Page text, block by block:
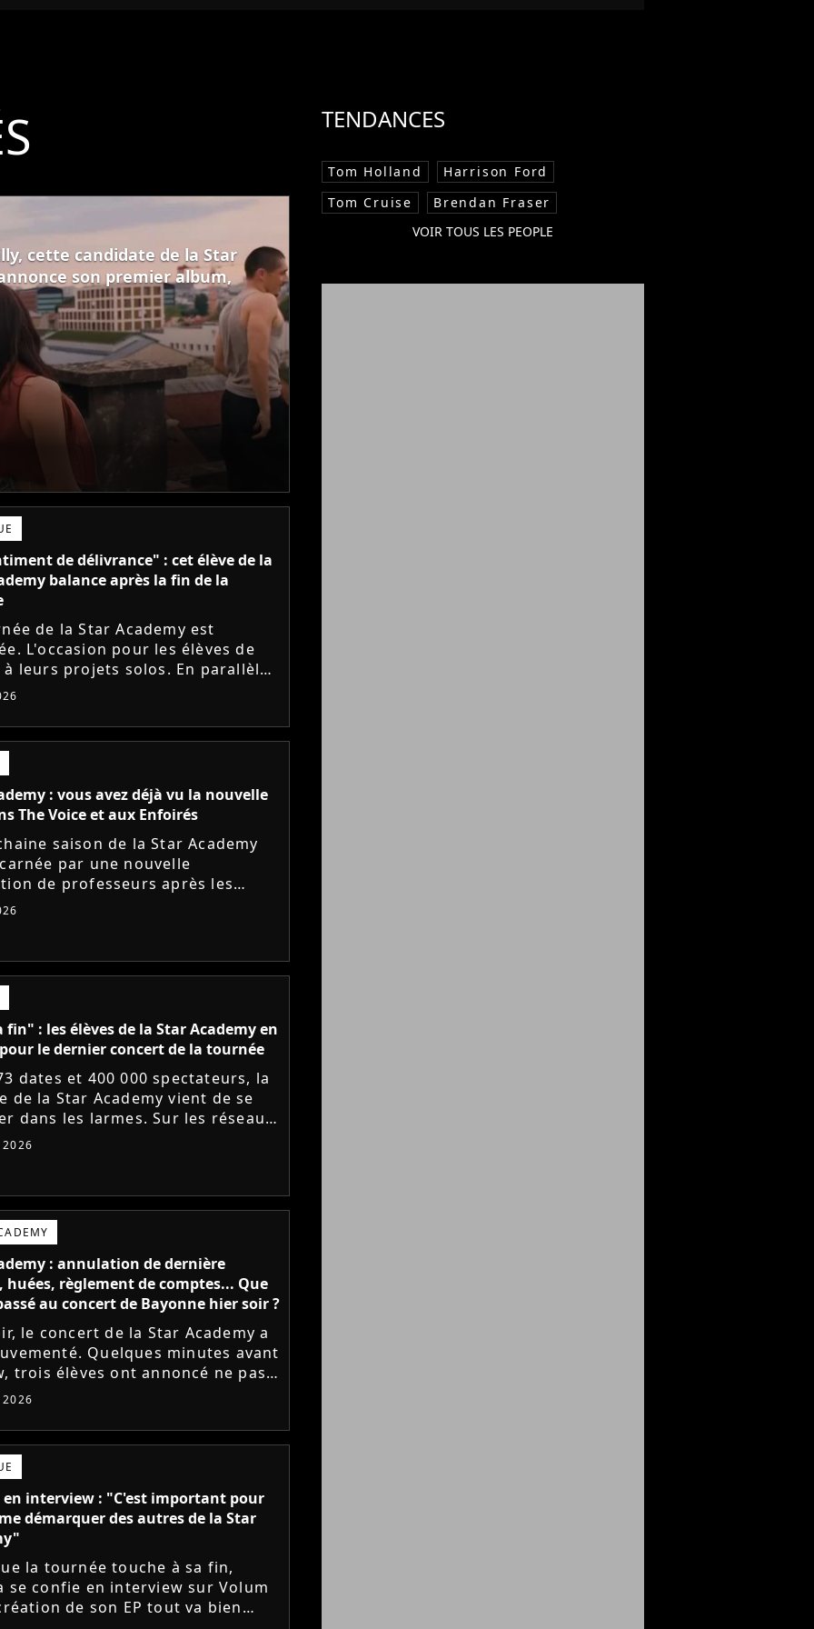
cette candidate de la Star
son premier album,
de délivrance" : cet élève de la
balance après la fin de la
de la Star Academy est
L'occasion pour les élèves de
à leurs projets solos. En parallèle,
sort du silence et se dit soulagé
: vous avez déjà vu la nouvelle
The Voice et aux Enfoirés
saison de la Star Academy
par une nouvelle
de professeurs après les
annoncés de Michael Goldman,
fin" : les élèves de la Star Academy en
le dernier concert de la tournée
dates et 400 000 spectateurs, la
de la Star Academy vient de se
dans les larmes. Sur les réseaux
les élèves adressent un dernier
au public...
: annulation de dernière
règlement de comptes... Que
au concert de Bayonne hier soir ?
le concert de la Star Academy a
Quelques minutes avant
trois élèves ont annoncé ne pas
sur scène pour des
politiques. Leur...
en interview : "C'est important pour
démarquer des autres de la Star
la tournée touche à sa fin,
se confie en interview sur Volum
de son EP tout va bien
TENDANCES
Tom Holland
Harrison Ford
Tom Cruise
Brendan Fraser
VOIR TOUS LES PEOPLE